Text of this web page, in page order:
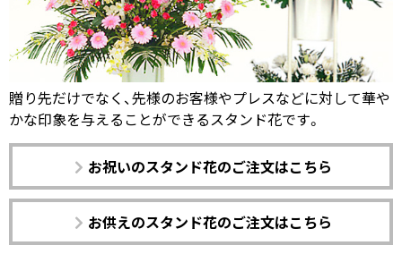
贈り先だけでなく、先様のお客様やプレスなどに対して華や
かな印象を与えることができるスタンド花です。
お祝いのスタンド花のご注文はこちら
お供えのスタンド花のご注文はこちら